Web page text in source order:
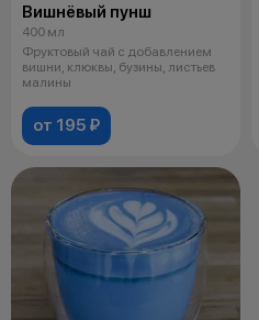
Вишнёвый пунш
400 мл
Фруктовый чай с добавлением
вишни, клюквы, бузины, листьев
малины
от 195 ₽